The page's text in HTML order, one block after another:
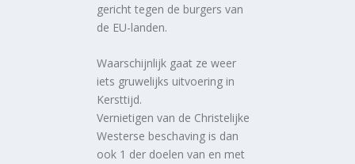
gericht tegen de burgers van
de EU-landen.
Waarschijnlijk gaat ze weer
iets gruwelijks uitvoering in
Kersttijd.
Vernietigen van de Christelijke
Westerse beschaving is dan
ook 1 der doelen van en met